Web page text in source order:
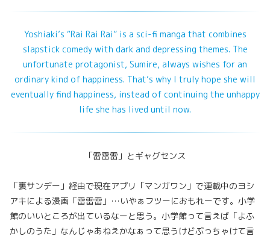
Yoshiaki’s “Rai Rai Rai” is a sci-fi manga that combines
slapstick comedy with dark and depressing themes. The
unfortunate protagonist, Sumire, always wishes for an
ordinary kind of happiness. That’s why I truly hope she will
eventually find happiness, instead of continuing the unhappy
life she has lived until now.
「雷雷雷」とギャグセンス
「裏サンデー」経由で現在アプリ「マンガワン」で連載中のヨシ
アキによる漫画「雷雷雷」…いやぁフツーにおもれーです。小学
館のいいところが出ているなーと思う。小学館って言えば「よふ
かしのうた」なんじゃあねえかなぁって思うけどぶっちゃけて言